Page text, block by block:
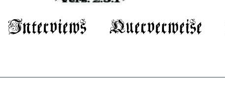
Interviews Querverweise